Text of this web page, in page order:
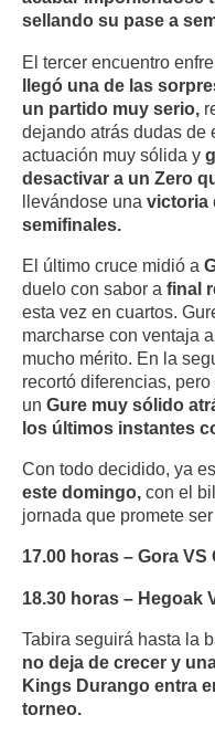
sellando su pase a
El tercer encuentro
llegó una de las
un partido muy serio,
dejando atrás dudas de
actuación muy sólida y
desactivar a un Zero
llevándose una victoria
semifinales.
El último cruce midió a
duelo con sabor a final
esta vez en cuartos.
marcharse con ventaja
mucho mérito. En la
recortó diferencias,
un Gure muy sólido
los últimos instantes
Con todo decidido, ya
este domingo, con el
jornada que promete
17.00 horas – Gora VS
18.30 horas – Hegoak
Tabira seguirá hasta la
no deja de crecer y
Kings Durango entra
torneo.